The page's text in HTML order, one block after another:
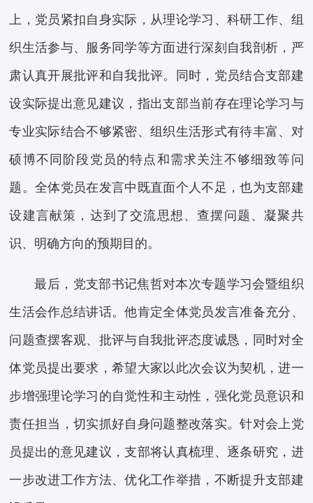
上，党员紧扣自身实际，从理论学习、科研工作、组
织生活参与、服务同学等方面进行深刻自我剖析，严
肃认真开展批评和自我批评。同时，党员结合支部建
设实际提出意见建议，指出支部当前存在理论学习与
专业实际结合不够紧密、组织生活形式有待丰富、对
硕博不同阶段党员的特点和需求关注不够细致等问
题。全体党员在发言中既直面个人不足，也为支部建
设建言献策，达到了交流思想、查摆问题、凝聚共
识、明确方向的预期目的。
最后，党支部书记焦哲对本次专题学习会暨组织
生活会作总结讲话。他肯定全体党员发言准备充分、
问题查摆客观、批评与自我批评态度诚恳，同时对全
体党员提出要求，希望大家以此次会议为契机，进一
步增强理论学习的自觉性和主动性，强化党员意识和
责任担当，切实抓好自身问题整改落实。针对会上党
员提出的意见建议，支部将认真梳理、逐条研究，进
一步改进工作方法、优化工作举措，不断提升支部建